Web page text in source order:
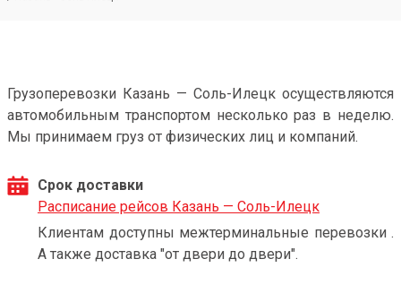
Грузоперевозки Казань — Соль-Илецк осуществляются
автомобильным транспортом несколько раз в неделю.
Мы принимаем груз от физических лиц и компаний.
Срок доставки
Расписание рейсов Казань — Соль-Илецк
Клиентам доступны межтерминальные перевозки .
А также доставка "от двери до двери".